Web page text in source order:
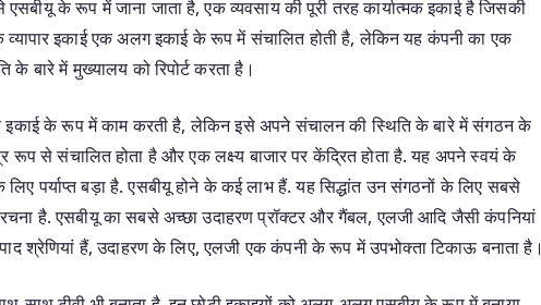
के रूप में जाना जाता है, एक व्यवसाय की पूरी तरह कार्यात्मक इकाई है जिसकी
व्यापार इकाई एक अलग इकाई के रूप में संचालित होती है, लेकिन यह कंपनी का एक
के बारे में मुख्यालय को रिपोर्ट करता है।
इकाई के रूप में काम करती है, लेकिन इसे अपने संचालन की स्थिति के बारे में संगठन के
रूप से संचालित होता है और एक लक्ष्य बाजार पर केंद्रित होता है. यह अपने स्वयं के
लिए पर्याप्त बड़ा है. एसबीयू होने के कई लाभ हैं. यह सिद्धांत उन संगठनों के लिए सबसे
है. एसबीयू का सबसे अच्छा उदाहरण प्रॉक्टर और गैंबल, एलजी आदि जैसी कंपनियां
श्रेणियां हैं, उदाहरण के लिए, एलजी एक कंपनी के रूप में उपभोक्ता टिकाऊ बनाता है।